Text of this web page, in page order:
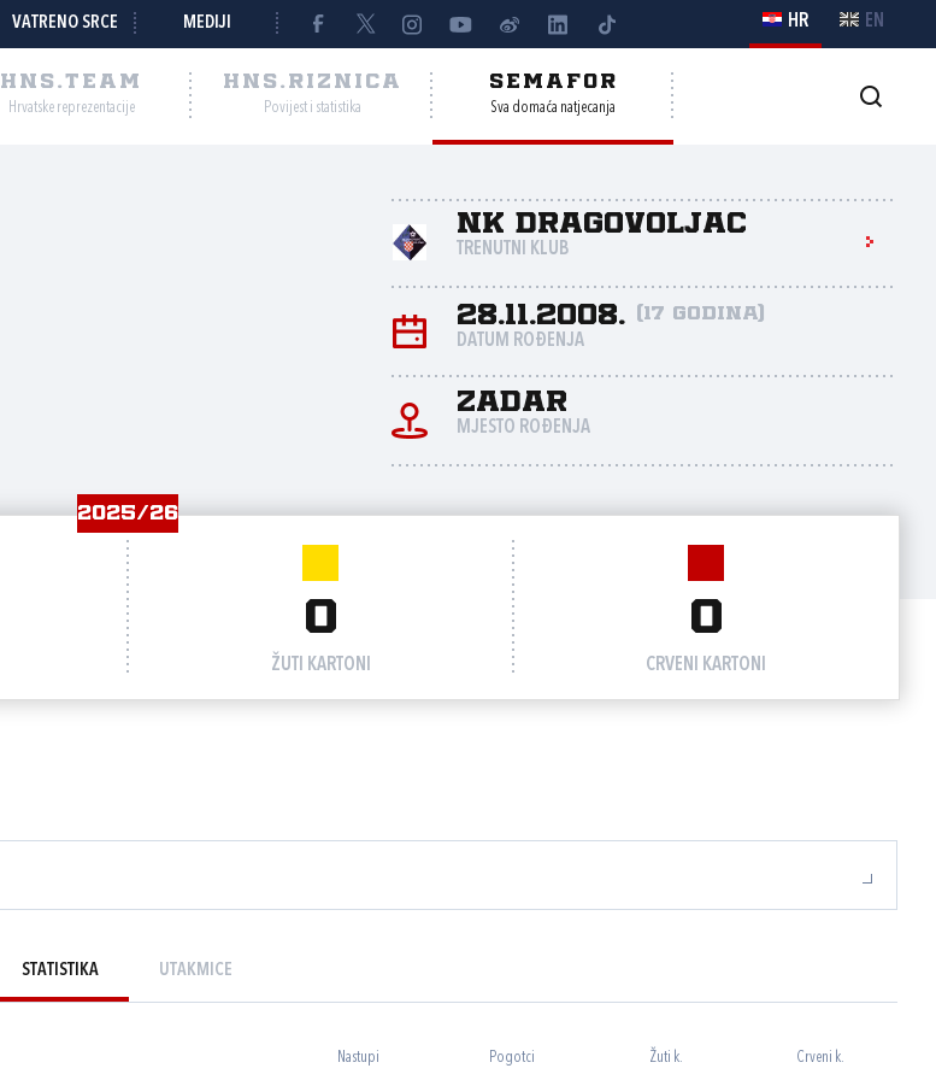
VATRENO SRCE MEDIJI HR EN
HNS.TEAM
Hrvatske reprezentacije
HNS.RIZNICA
Povijest i statistika
SEMAFOR
Sva domaća natjecanja
NK Dragovoljac
TRENUTNI KLUB
28.11.2008. (17 godina)
DATUM ROĐENJA
Zadar
MJESTO ROĐENJA
2025/26
0
ŽUTI KARTONI
0
CRVENI KARTONI
STATISTIKA UTAKMICE
Nastupi Pogotci Žuti k. Crveni k.